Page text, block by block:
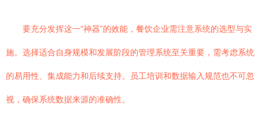
要充分发挥这一“神器”的效能，餐饮企业需注意系统的选型与实
施。选择适合自身规模和发展阶段的管理系统至关重要，需考虑系统
的易用性、集成能力和后续支持。员工培训和数据输入规范也不可忽
视，确保系统数据来源的准确性。